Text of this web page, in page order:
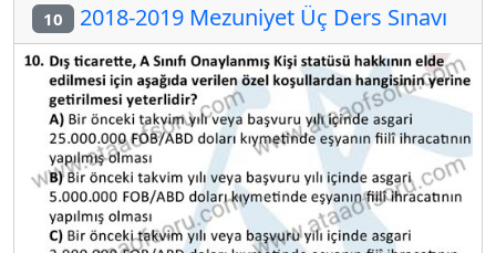
10 2018-2019 Mezuniyet Üç Ders Sınavı